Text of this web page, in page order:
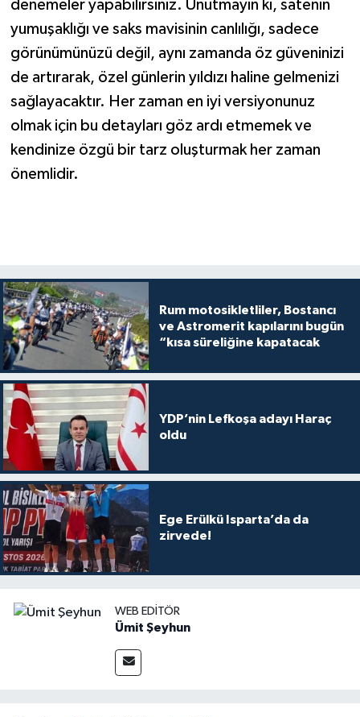
denemeler yapabilirsiniz. Unutmayın ki, satenin
yumuşaklığı ve saks mavisinin canlılığı, sadece
görünümünüzü değil, aynı zamanda öz güveninizi
de artırarak, özel günlerin yıldızı haline gelmenizi
sağlayacaktır. Her zaman en iyi versiyonunuz
olmak için bu detayları göz ardı etmemek ve
kendinize özgü bir tarz oluşturmak her zaman
önemlidir.
Rum motosikletliler, Bostancı
ve Astromerit kapılarını bugün
“kısa süreliğine kapatacak
YDP’nin Lefkoşa adayı Haraç
oldu
Ege Erülkü Isparta’da da
zirvede!
WEB EDITÖR
Ümit Şeyhun